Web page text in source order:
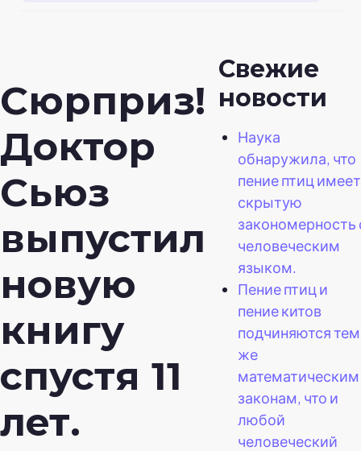
Сюрприз!
Доктор
Сьюз
выпустил
новую
книгу
спустя 11
лет.
Свежие
новости
Наука
обнаружила, что
пение птиц имеет
скрытую
закономерность
человеческим
языком.
Пение птиц и
пение китов
подчиняются тем
же
математическим
законам, что и
любой
человеческий